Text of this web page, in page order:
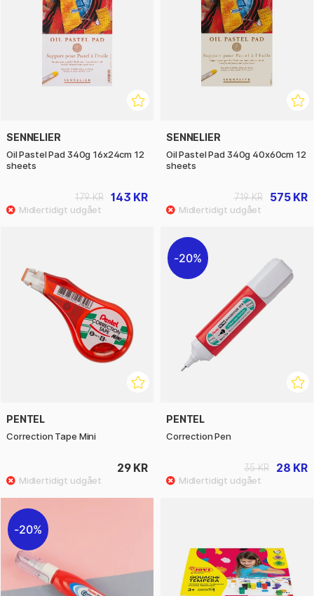
SENNELIER
Oil Pastel Pad 340g 16x24cm 12
sheets
143 KR
179 KR
SENNELIER
Oil Pastel Pad 340g 40x60cm 12
sheets
575 KR
719 KR
PENTEL
Correction Tape Mini
29 KR
20%
PENTEL
Correction Pen
28 KR
35 KR
20%